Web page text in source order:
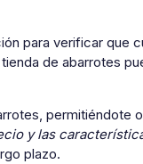
para verificar que
de abarrotes
permitiéndote
y las
plazo.